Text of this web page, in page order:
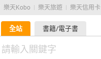
樂天Kobo 樂天旅遊 樂天信用卡
全站 書籍/電子書